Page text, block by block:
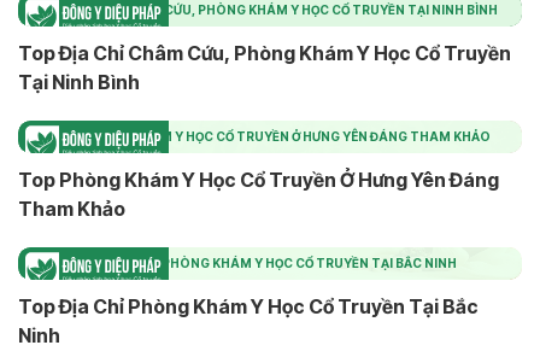
TOP ĐỊA CHỈ CHÂM CỨU, PHÒNG KHÁM Y HỌC CỔ TRUYỀN TẠI NINH BÌNH
Top Địa Chỉ Châm Cứu, Phòng Khám Y Học Cổ Truyền
Tại Ninh Bình
TOP PHÒNG KHÁM Y HỌC CỔ TRUYỀN Ở HƯNG YÊN ĐÁNG THAM KHẢO
Top Phòng Khám Y Học Cổ Truyền Ở Hưng Yên Đáng
Tham Khảo
TOP ĐỊA CHỈ PHÒNG KHÁM Y HỌC CỔ TRUYỀN TẠI BẮC NINH
Top Địa Chỉ Phòng Khám Y Học Cổ Truyền Tại Bắc
Ninh